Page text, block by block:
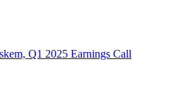
Q1 2025 Earnings Call